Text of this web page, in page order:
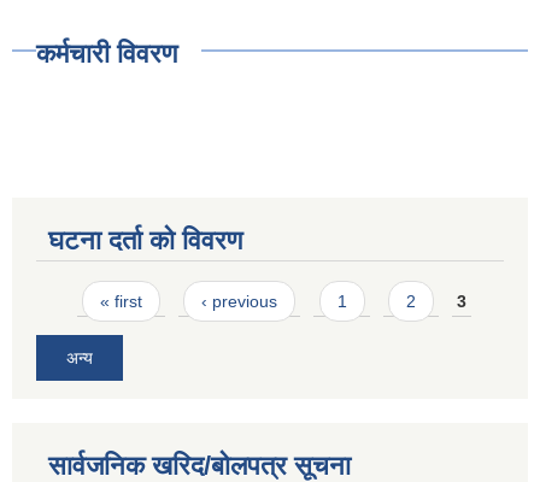
कर्मचारी विवरण
घटना दर्ता को विवरण
Pages
« first ‹ previous 1 2 3
अन्य
सार्वजनिक खरिद/बोलपत्र सूचना